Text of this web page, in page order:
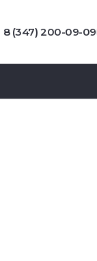
8 (347) 200-09-09